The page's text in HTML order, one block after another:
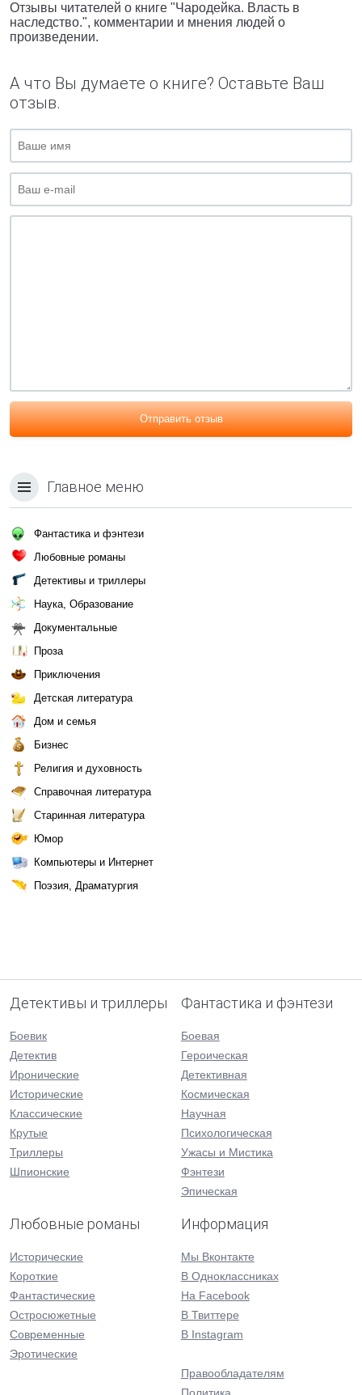
Отзывы читателей о книге "Чародейка. Власть в
наследство.", комментарии и мнения людей о
произведении.
А что Вы думаете о книге? Оставьте Ваш
отзыв.
Отправить отзыв
Главное меню
Фантастика и фэнтези
Любовные романы
Детективы и триллеры
Наука, Образование
Документальные
Проза
Приключения
Детская литература
Дом и семья
Бизнес
Религия и духовность
Справочная литература
Старинная литература
Юмор
Компьютеры и Интернет
Поэзия, Драматургия
Детективы и триллеры
Боевик
Детектив
Иронические
Исторические
Классические
Крутые
Триллеры
Шпионские
Фантастика и фэнтези
Боевая
Героическая
Детективная
Космическая
Научная
Психологическая
Ужасы и Мистика
Фэнтези
Эпическая
Любовные романы
Исторические
Короткие
Фантастические
Остросюжетные
Современные
Эротические
Информация
Мы Вконтакте
В Одноклассниках
На Facebook
В Твиттере
В Instagram
Правообладателям